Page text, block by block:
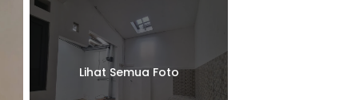
Lihat Semua Foto